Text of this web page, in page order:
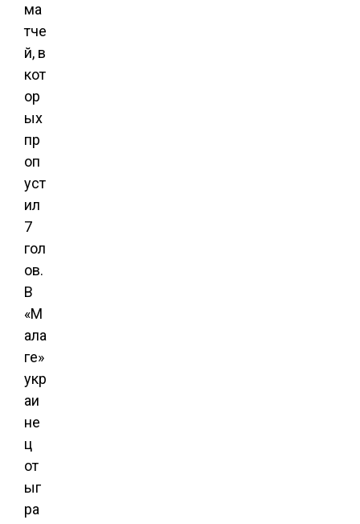
ма
тче
й, в
кот
ор
ых
пр
оп
уст
ил
7
гол
ов.
В
«М
ала
ге»
укр
аи
не
ц
от
ыг
ра